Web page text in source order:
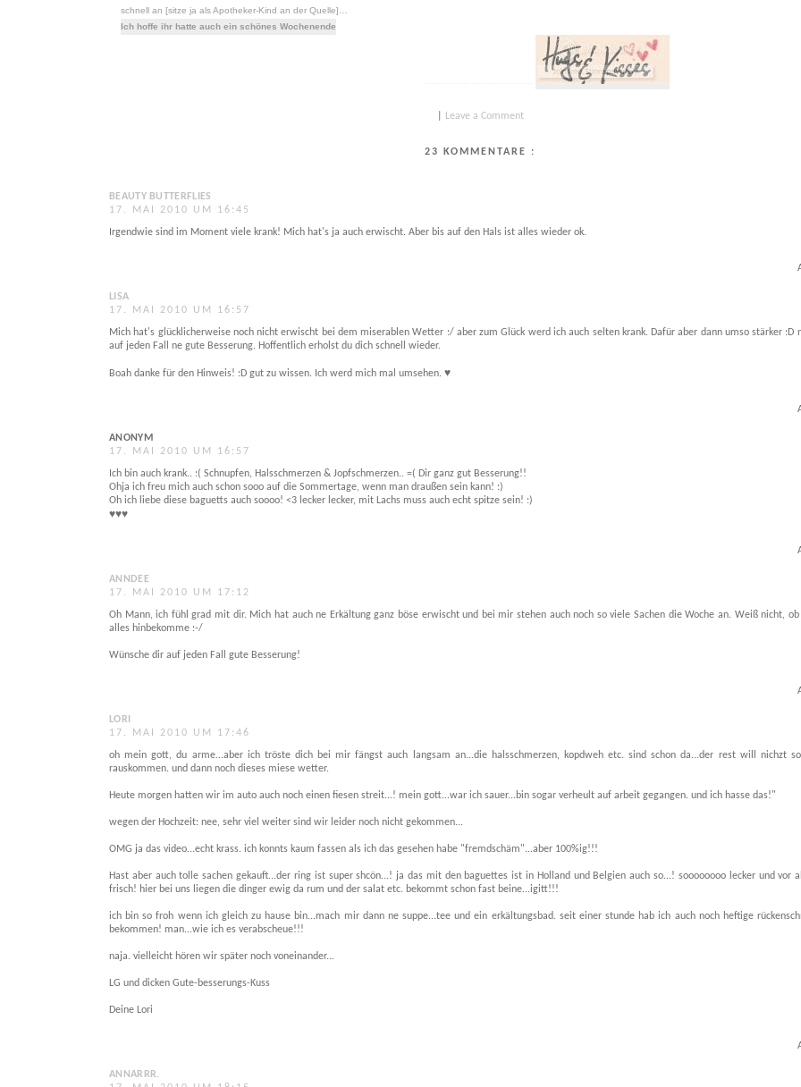
schnell an [sitze ja als Apotheker-Kind an der Quelle]…
Ich hoffe ihr hatte auch ein schönes Wochenende
.........................................
Leave a Comment
23 KOMMENTARE :
BEAUTY BUTTERFLIES
17. MAI 2010 UM 16:45
Irgendwie sind im Moment viele krank! Mich hat's ja auch erwischt. Aber bis auf den Hals ist alles wieder ok.
LISA
17. MAI 2010 UM 16:57
Mich hat's glücklicherweise noch nicht erwischt bei dem miserablen Wetter :/ aber zum Glück werd ich auch selten krank. Dafür aber dann umso stärker :D
auf jeden Fall ne gute Besserung. Hoffentlich erholst du dich schnell wieder.
Boah danke für den Hinweis! :D gut zu wissen. Ich werd mich mal umsehen. ♥
ANONYM
17. MAI 2010 UM 16:57
Ich bin auch krank.. :( Schnupfen, Halsschmerzen & Jopfschmerzen.. =( Dir ganz gut Besserung!!
Ohja ich freu mich auch schon sooo auf die Sommertage, wenn man draußen sein kann! :)
Oh ich liebe diese baguetts auch soooo! <3 lecker lecker, mit Lachs muss auch echt spitze sein! :)
♥♥♥
ANNDEE
17. MAI 2010 UM 17:12
Oh Mann, ich fühl grad mit dir. Mich hat auch ne Erkältung ganz böse erwischt und bei mir stehen auch noch so viele Sachen die Woche an. Weiß nicht, ob
alles hinbekomme :-/
Wünsche dir auf jeden Fall gute Besserung!
LORI
17. MAI 2010 UM 17:46
oh mein gott, du arme...aber ich tröste dich bei mir fängst auch langsam an...die halsschmerzen, kopdweh etc. sind schon da...der rest will nichzt
rauskommen. und dann noch dieses miese wetter.
Heute morgen hatten wir im auto auch noch einen fiesen streit...! mein gott...war ich sauer...bin sogar verheult auf arbeit gegangen. und ich hasse das!"
wegen der Hochzeit: nee, sehr viel weiter sind wir leider noch nicht gekommen...
OMG ja das video...echt krass. ich konnts kaum fassen als ich das gesehen habe "fremdschäm"...aber 100%ig!!!
Hast aber auch tolle sachen gekauft...der ring ist super shcön...! ja das mit den baguettes ist in Holland und Belgien auch so...! soooooooo lecker und vor
frisch! hier bei uns liegen die dinger ewig da rum und der salat etc. bekommt schon fast beine...igitt!!!
ich bin so froh wenn ich gleich zu hause bin...mach mir dann ne suppe...tee und ein erkältungsbad. seit einer stunde hab ich auch noch heftige
bekommen! man...wie ich es verabscheue!!!
naja. vielleicht hören wir später noch voneinander...
LG und dicken Gute-besserungs-Kuss
Deine Lori
ANNARRR.